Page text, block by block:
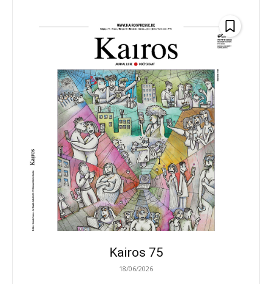
Kairos 75
18/06/2026